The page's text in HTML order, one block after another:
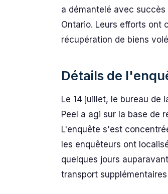
a démantelé avec
Ontario. Leurs efforts ont
récupération de biens
Détails de
Le 14 juillet, le bureau de
Peel a agi sur la base de
L'enquête s'est
les enquêteurs ont
quelques jours
transport